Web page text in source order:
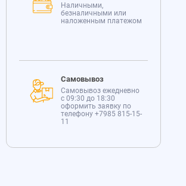
Наличными,
безналичными или
наложенным платежом
Самовывоз
Самовывоз ежедневно
с 09:30 до 18:30
оформить заявку по
телефону +7985 815-15-
11